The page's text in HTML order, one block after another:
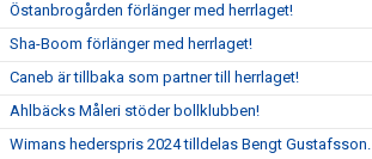
Östanbrogården förlänger med herrlaget!
Sha-Boom förlänger med herrlaget!
Caneb är tillbaka som partner till herrlaget!
Ahlbäcks Måleri stöder bollklubben!
Wimans hederspris 2024 tilldelas Bengt Gustafsson.